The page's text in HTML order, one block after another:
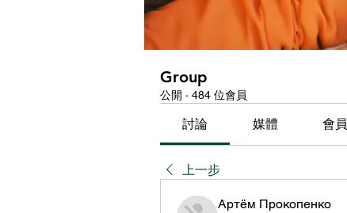
Group
公開 · 484 位會員
討論 媒體 會員
上一步
Артём Прокопенко